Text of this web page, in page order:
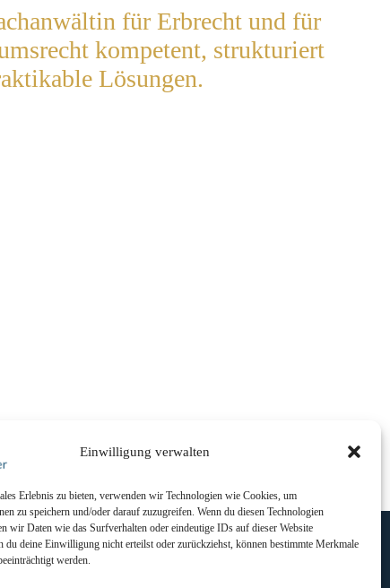
Einwilligung verwalten
Erlebnis zu bieten, verwenden wir Technologien wie Cookies, um
zu speichern und/oder darauf zuzugreifen. Wenn du diesen Technologien
wir Daten wie das Surfverhalten oder eindeutige IDs auf dieser Website
du deine Einwilligung nicht erteilst oder zurückziehst, können bestimmte Merkmale
werden.
für Erbrecht und für
kompetent, strukturiert
Lösungen.
Kontakt
Kanzleistraße 1